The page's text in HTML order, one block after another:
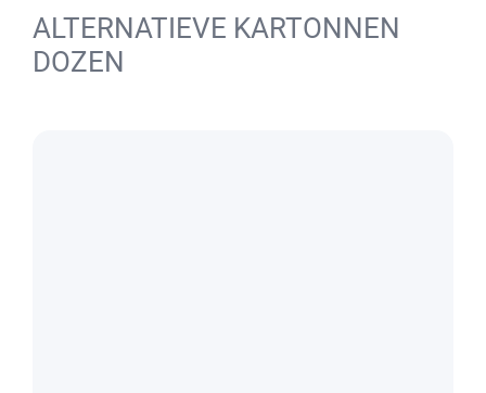
ALTERNATIEVE KARTONNEN
DOZEN